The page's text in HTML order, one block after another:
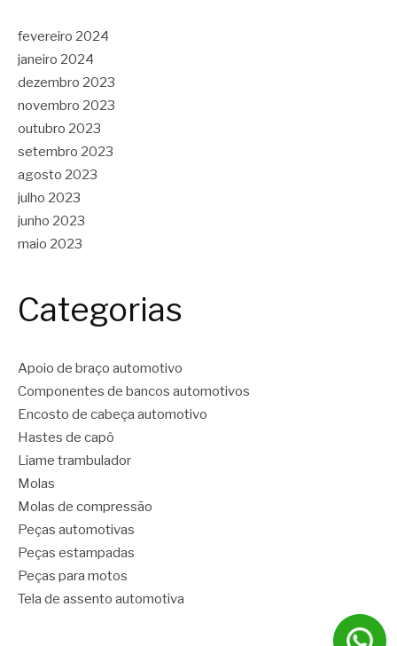
fevereiro 2024
janeiro 2024
dezembro 2023
novembro 2023
outubro 2023
setembro 2023
agosto 2023
julho 2023
junho 2023
maio 2023
Categorias
Apoio de braço automotivo
Componentes de bancos automotivos
Encosto de cabeça automotivo
Hastes de capô
Liame trambulador
Molas
Molas de compressão
Peças automotivas
Peças estampadas
Peças para motos
Tela de assento automotiva